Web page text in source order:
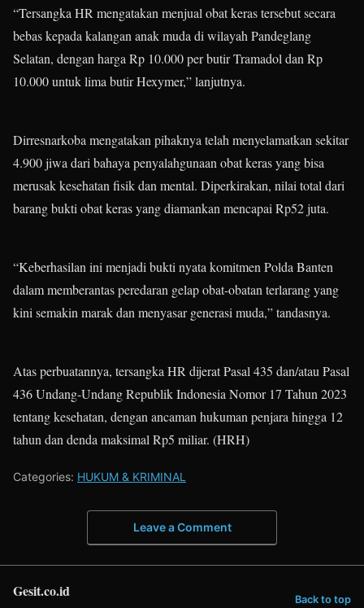
“Tersangka HR mengatakan menjual obat keras tersebut secara
bebas kepada kalangan anak muda di wilayah Pandeglang
Selatan, dengan harga Rp 10.000 per butir Tramadol dan Rp
10.000 untuk lima butir Hexymer,” lanjutnya.
Dirresnarkoba mengatakan pihaknya telah menyelamatkan sekitar
4.900 jiwa dari bahaya penyalahgunaan obat keras yang bisa
merusak kesehatan fisik dan mental. Diperkirakan, nilai total dari
barang bukti obat keras yang diamankan mencapai Rp52 juta.
“Keberhasilan ini menjadi bukti nyata komitmen Polda Banten
dalam memberantas peredaran gelap obat-obatan terlarang yang
kini semakin marak dan menyasar generasi muda,” tandasnya.
Atas perbuatannya, tersangka HR dijerat Pasal 435 dan/atau Pasal
436 Undang-Undang Republik Indonesia Nomor 17 Tahun 2023
tentang kesehatan, dengan ancaman hukuman penjara hingga 12
tahun dan denda maksimal Rp5 miliar. (HRH)
Categories: HUKUM & KRIMINAL
Leave a Comment
Gesit.co.id Back to top